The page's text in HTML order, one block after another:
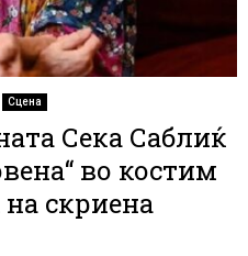
Сцена
Сека Саблиќ
во костим
скриена